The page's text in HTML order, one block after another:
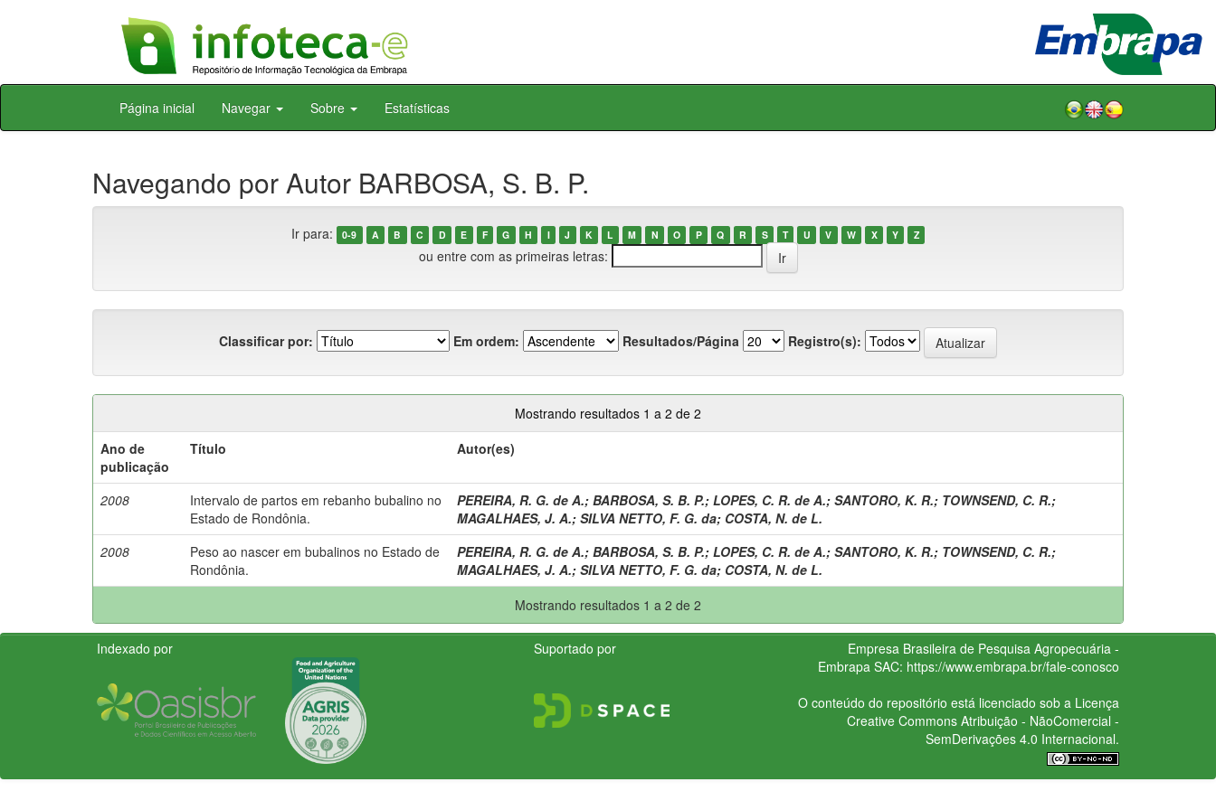
Skip
Página inicial Navegar Sobre Estatísticas
Navegando por Autor BARBOSA, S. B. P.
Ir para: 0-9 A B C D E F G H I J K L M N O P Q R S T U V W X Y Z
ou entre com as primeiras letras:
Classificar por: Em ordem: Resultados/Página Registro(s):
Mostrando resultados 1 a 2 de 2
Ano de
publicação
Título Autor(es)
2008
Intervalo de partos em rebanho bubalino no
Estado de Rondônia.
PEREIRA, R. G. de A.; BARBOSA, S. B. P.; LOPES, C. R. de A.; SANTORO, K. R.; TOWNSEND, C. R.;
MAGALHAES, J. A.; SILVA NETTO, F. G. da; COSTA, N. de L.
2008
Peso ao nascer em bubalinos no Estado de
Rondônia.
PEREIRA, R. G. de A.; BARBOSA, S. B. P.; LOPES, C. R. de A.; SANTORO, K. R.; TOWNSEND, C. R.;
MAGALHAES, J. A.; SILVA NETTO, F. G. da; COSTA, N. de L.
Mostrando resultados 1 a 2 de 2
Indexado por Suportado por
Empresa Brasileira de Pesquisa Agropecuária -
Embrapa SAC: https://www.embrapa.br/fale-conosco
O conteúdo do repositório está licenciado sob a Licença
Creative CommonsAtribuição - NãoComercial -
SemDerivações 4.0 Internacional.